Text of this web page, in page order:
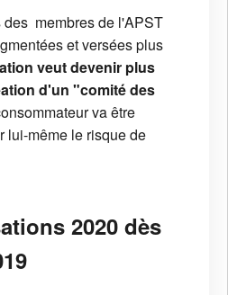
membres de l'APST
et versées plus
veut devenir plus
d'un "comité des
va être
lui-même le risque de
2020 dès